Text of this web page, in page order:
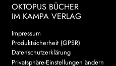
OKTOPUS BÜCHER
IM KAMPA VERLAG
Impressum
Produktsicherheit (GPSR)
Datenschutzerklärung
Privatsphäre-Einstellungen ändern